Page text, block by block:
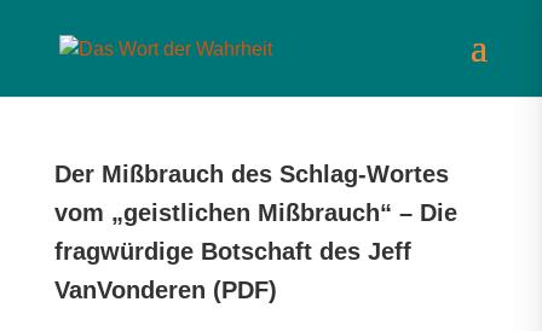
Der Mißbrauch des Schlag-Wortes
vom „geistlichen Mißbrauch“ – Die
fragwürdige Botschaft des Jeff
VanVonderen (PDF)